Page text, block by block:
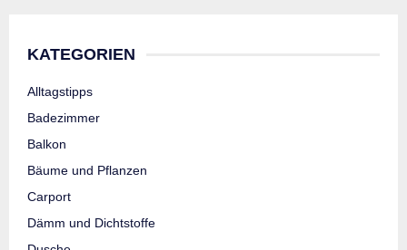
KATEGORIEN
Alltagstipps
Badezimmer
Balkon
Bäume und Pflanzen
Carport
Dämm und Dichtstoffe